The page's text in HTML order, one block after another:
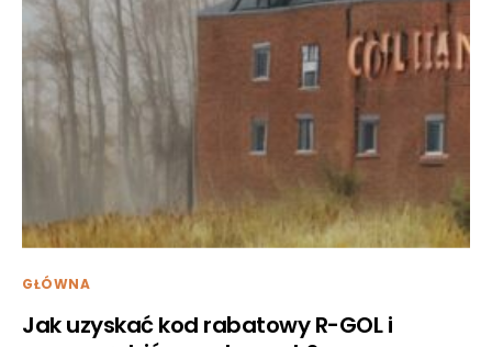
GŁÓWNA
Jak uzyskać kod rabatowy R-GOL i